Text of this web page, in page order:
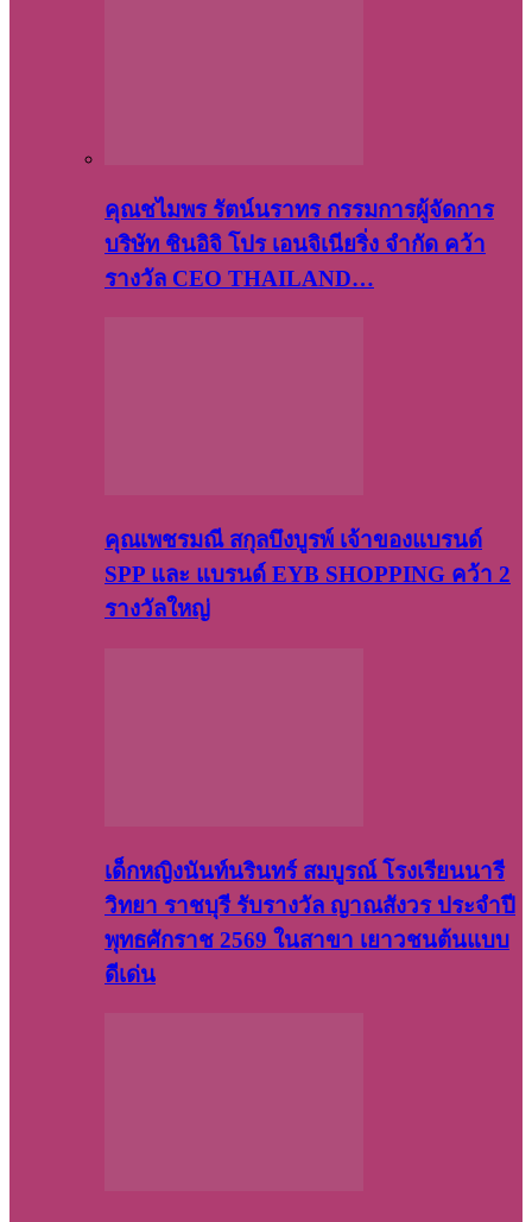
คุณชไมพร​ รัตน์​นรา​ทร​ กรรมการ​ผู้จัดการ
บริษัท​ ชินอิจิ​ โปร​ เอน​จิเนีย​ริ่ง​ จำกัด คว้า
รางวัล CEO THAILAND…
คุณเพชรมณี สกุลบึงบูรพ์ เจ้าของแบรนด์
SPP และ แบรนด์ EYB SHOPPING คว้า 2
รางวัลใหญ่
เด็กหญิงนันท์นรินทร์ สมบูรณ์ โรงเรียนนารี
วิทยา ราชบุรี รับรางวัล ญาณสังวร ประจำปี
พุทธศักราช 2569 ในสาขา เยาวชนต้นแบบ
ดีเด่น